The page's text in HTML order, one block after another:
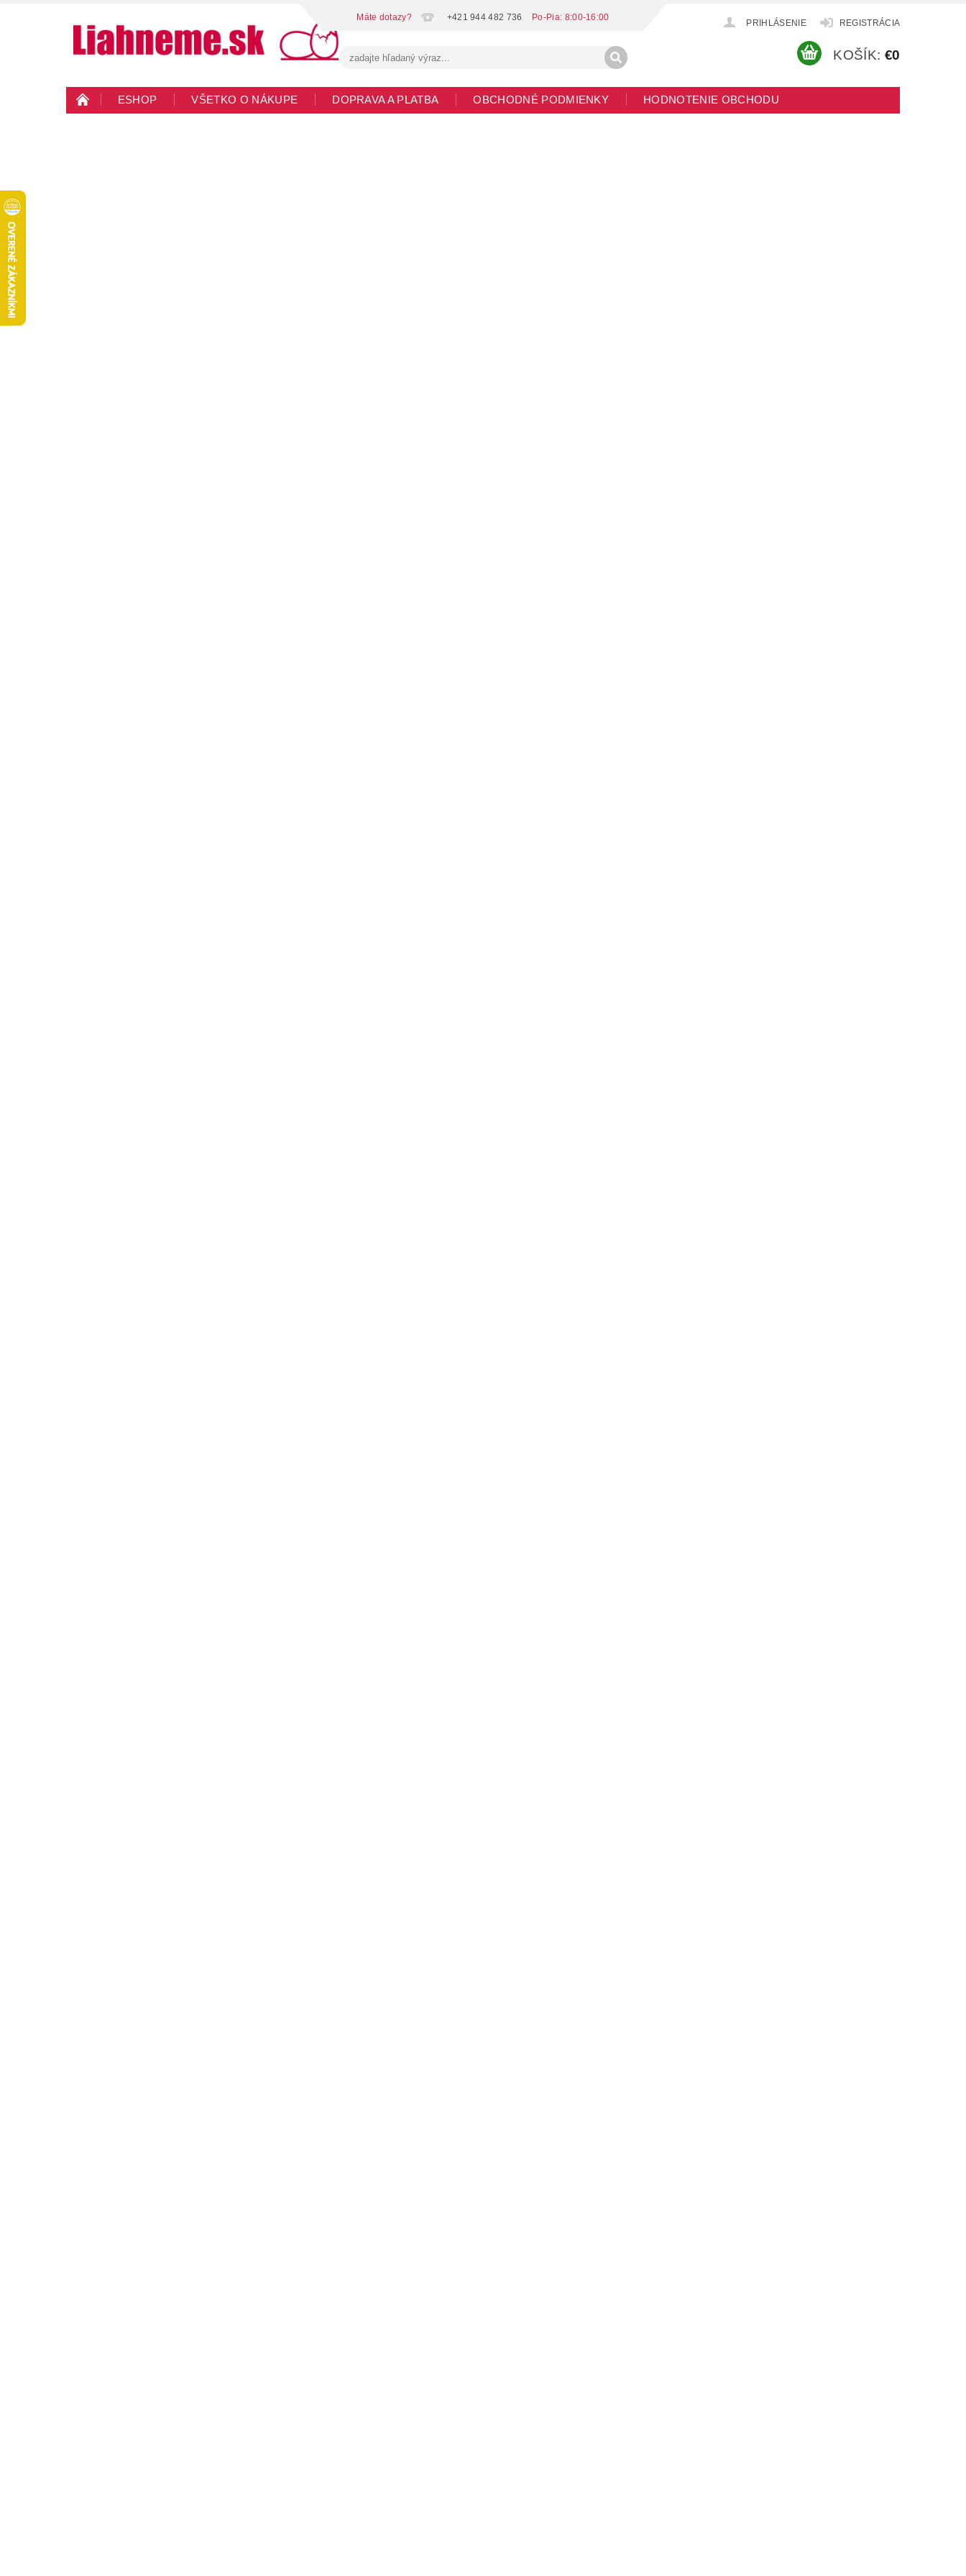
+421 944 482 736
PRIHLÁSENIE REGISTRÁCIA
KOŠÍK: €0
ESHOP VŠETKO O NÁKUPE DOPRAVA A PLATBA OBCHODNÉ PODMIENKY HODNOTENIE OBCHODU